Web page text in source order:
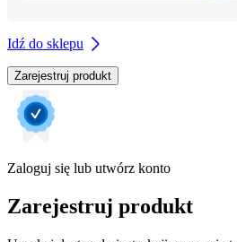
Idź do sklepu
Zarejestruj produkt
Zaloguj się lub utwórz konto
Zarejestruj produkt